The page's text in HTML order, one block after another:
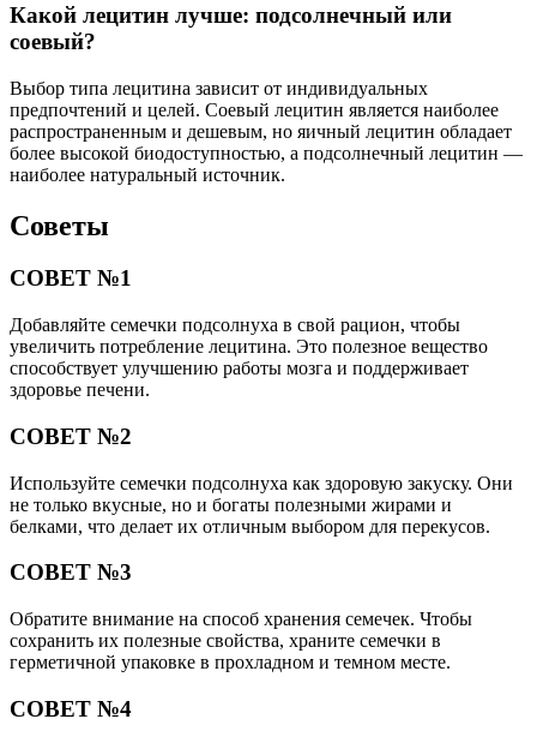
Какой лецитин лучше: подсолнечный или
соевый?
Выбор типа лецитина зависит от индивидуальных
предпочтений и целей. Соевый лецитин является наиболее
распространенным и дешевым, но яичный лецитин обладает
более высокой биодоступностью, а подсолнечный лецитин —
наиболее натуральный источник.
Советы
СОВЕТ №1
Добавляйте семечки подсолнуха в свой рацион, чтобы
увеличить потребление лецитина. Это полезное вещество
способствует улучшению работы мозга и поддерживает
здоровье печени.
СОВЕТ №2
Используйте семечки подсолнуха как здоровую закуску. Они
не только вкусные, но и богаты полезными жирами и
белками, что делает их отличным выбором для перекусов.
СОВЕТ №3
Обратите внимание на способ хранения семечек. Чтобы
сохранить их полезные свойства, храните семечки в
герметичной упаковке в прохладном и темном месте.
СОВЕТ №4